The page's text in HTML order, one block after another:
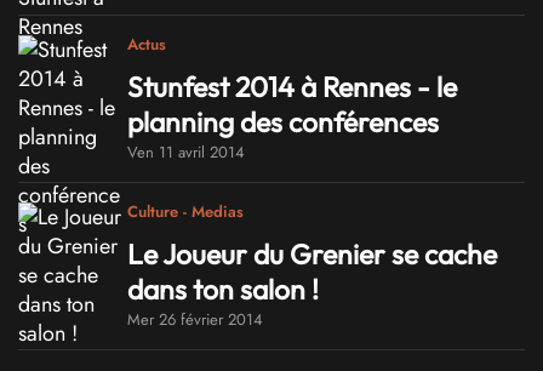
Actus
Stunfest 2014 à Rennes - le
planning des conférences
Ven 11 avril 2014
Culture - Medias
Le Joueur du Grenier se cache
dans ton salon !
Mer 26 février 2014